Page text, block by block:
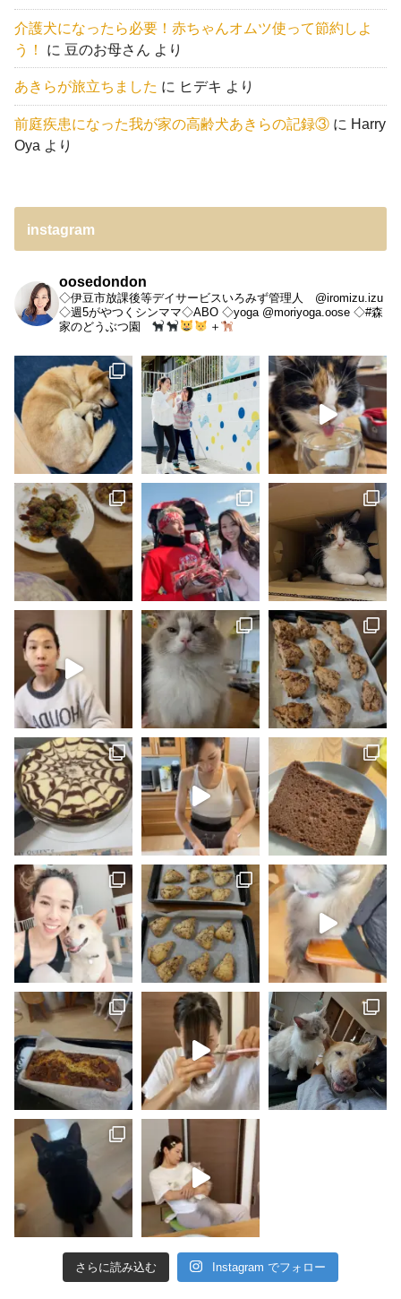
介護犬になったら必要！赤ちゃんオムツ使って節約しよ
う！
に 豆のお母さん より
あきらが旅立ちました に ヒデキ より
前庭疾患になった我が家の高齢犬あきらの記録③ に Harry
Oya より
instagram
oosedondon
◇伊豆市放課後等デイサービスいろみず管理人 @iromizu.izu
◇週5がやつくシンママ◇ABO ◇yoga @moriyoga.oose ◇#森
家のどうぶつ園
＋
さらに読み込む Instagram でフォロー